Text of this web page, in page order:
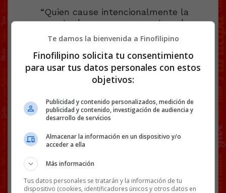
“Quien cause intencionalmente la
muerte de una persona, actuando con:
Israel,
•o a un ciudadano o residente del
mismo, y con la intención de promover
una causa terrorista o negar la
existencia del Estado de Israel, será
•pena de muerte o cadena perpetua,
y el tribunal deberá imponer una de
En cambio en España sí tenemos una ley de autor
por la que hay hombres en la cárcel cumpliendo
Te damos la bienvenida a Finofilipino
Finofilipino solicita tu consentimiento
para usar tus datos personales con estos
objetivos:
Publicidad y contenido personalizados, medición de
publicidad y contenido, investigación de audiencia y
desarrollo de servicios
Almacenar la información en un dispositivo y/o
acceder a ella
Más información
Tus datos personales se tratarán y la información de tu
dispositivo (cookies, identificadores únicos y otros datos en